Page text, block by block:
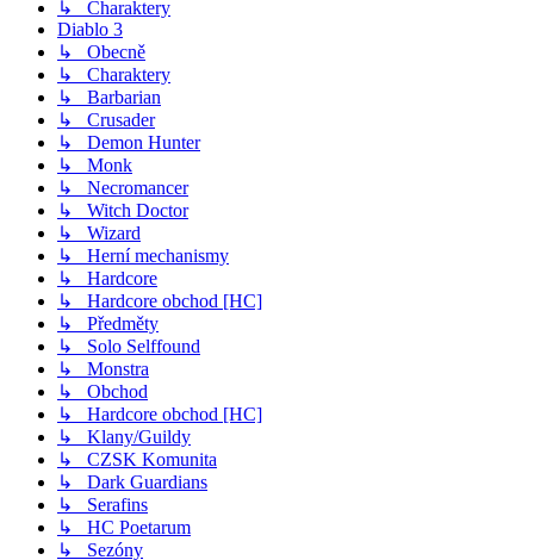
↳ Charaktery
Diablo 3
↳ Obecně
↳ Charaktery
↳ Barbarian
↳ Crusader
↳ Demon Hunter
↳ Monk
↳ Necromancer
↳ Witch Doctor
↳ Wizard
↳ Herní mechanismy
↳ Hardcore
↳ Hardcore obchod [HC]
↳ Předměty
↳ Solo Selffound
↳ Monstra
↳ Obchod
↳ Hardcore obchod [HC]
↳ Klany/Guildy
↳ CZSK Komunita
↳ Dark Guardians
↳ Serafins
↳ HC Poetarum
↳ Sezóny